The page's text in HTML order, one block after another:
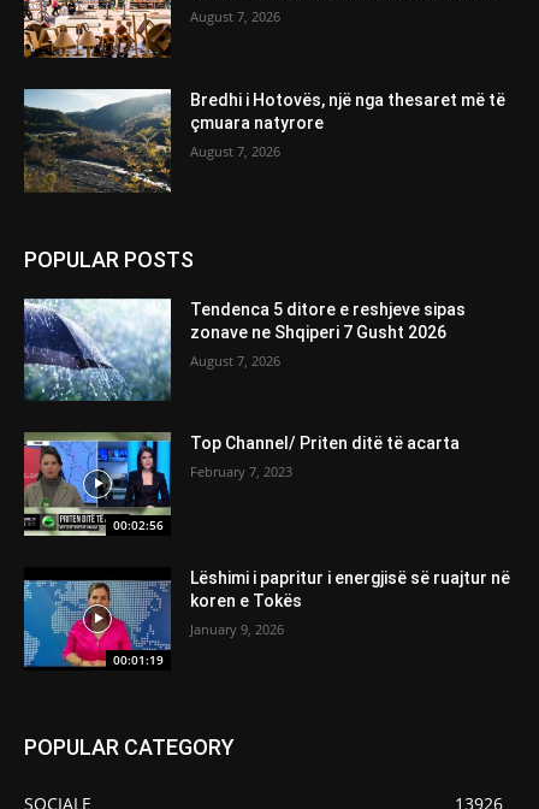
August 7, 2026
Bredhi i Hotovës, një nga thesaret më të
çmuara natyrore
August 7, 2026
POPULAR POSTS
Tendenca 5 ditore e reshjeve sipas
zonave ne Shqiperi 7 Gusht 2026
August 7, 2026
00:02:56
Top Channel/ Priten ditë të acarta
February 7, 2023
00:01:19
Lëshimi i papritur i energjisë së ruajtur në
koren e Tokës
January 9, 2026
POPULAR CATEGORY
SOCIALE
13926